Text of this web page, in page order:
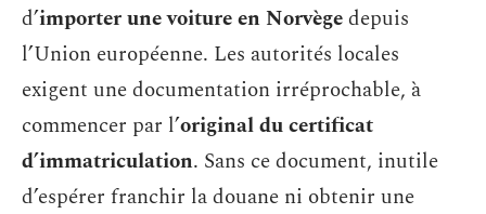
d’importer une voiture en Norvègedepuis
l’Union européenne. Les autorités locales
exigent une documentation irréprochable, à
commencer par l’original du certificat
d’immatriculation. Sans ce document, inutile
d’espérer franchir la douane ni obtenir une